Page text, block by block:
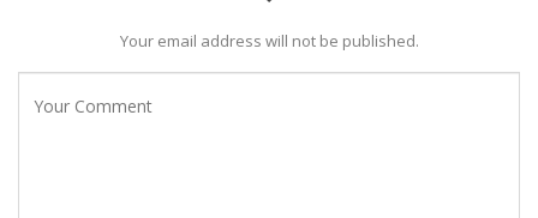
Your email address will not be published.